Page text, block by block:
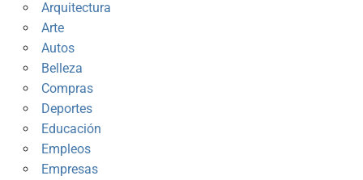
Arquitectura
Arte
Autos
Belleza
Compras
Deportes
Educación
Empleos
Empresas